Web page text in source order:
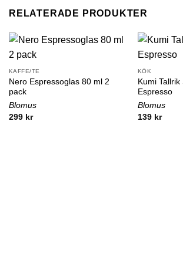
RELATERADE PRODUKTER
KAFFE/TE
Nero Espressoglas 80 ml 2
pack
Blomus
299 kr
KÖK
Kumi
Espresso
Blomus
139 kr